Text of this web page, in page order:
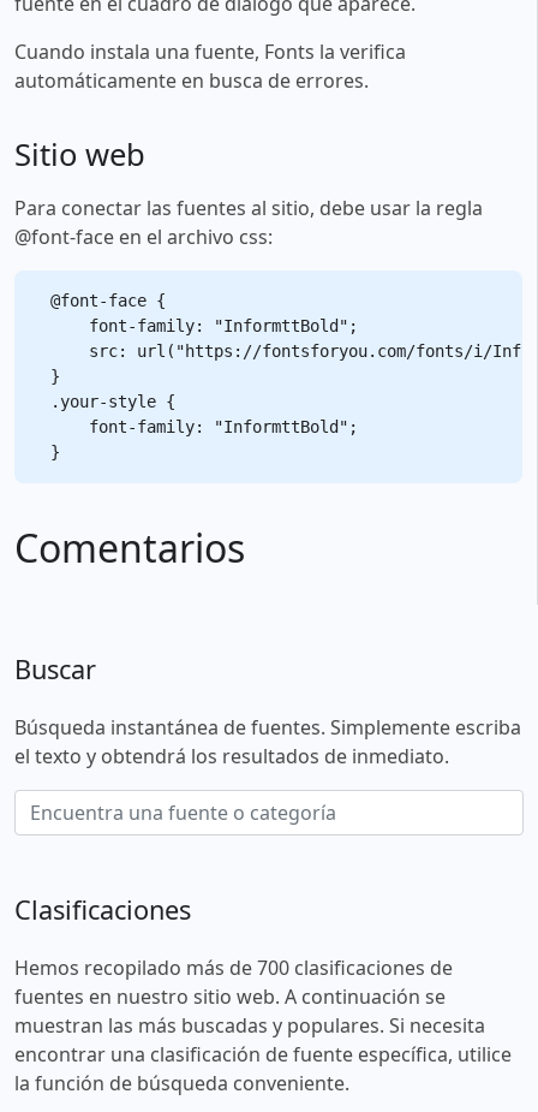
Cuando instala una fuente, Fonts la verifica
automáticamente en busca de errores.
Sitio web
Para conectar las fuentes al sitio, debe usar la regla
@font-face en el archivo css:
@font-face {
    font-family: "InformttBold";
src: url("https://fontsforyou.com/fonts/i/
}
.your-style {
    font-family: "InformttBold";
Comentarios
Buscar
Búsqueda instantánea de fuentes. Simplemente escriba
el texto y obtendrá los resultados de inmediato.
Clasificaciones
Hemos recopilado más de 700 clasificaciones de
fuentes en nuestro sitio web. A continuación se
muestran las más buscadas y populares. Si necesita
encontrar una clasificación de fuente específica, utilice
la función de búsqueda conveniente.